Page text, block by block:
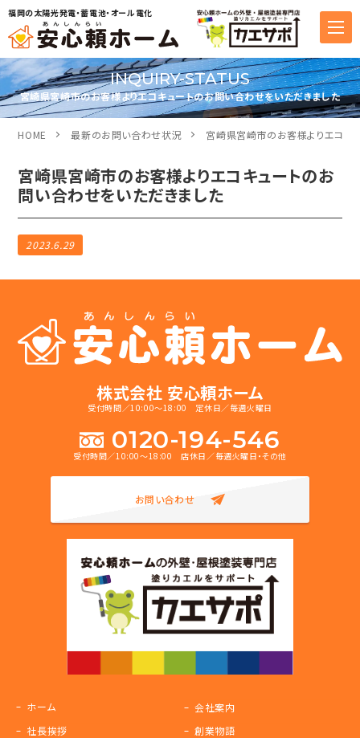
福岡の太陽光発電・蓄電池・オール電化
INQUIRY-STATUS
宮崎県宮崎市のお客様よりエコキュートのお問い合わせをいただきました
HOME 最新のお問い合わせ状況 宮崎県宮崎市のお客様よりエコキ
宮崎県宮崎市のお客様よりエコキュートのお
問い合わせをいただきました
2023.6.29
株式会社 安心頼ホーム
受付時間／10:00～18:00 定休日／毎週火曜日
0120-194-546
受付時間／10:00～18:00 店休日／毎週火曜日・その他
お問い合わせ
ホーム
会社案内
社長挨拶
創業物語